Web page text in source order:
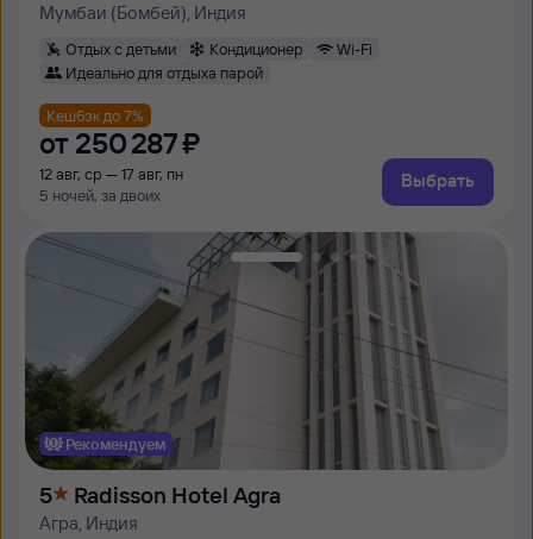
Мумбаи (Бомбей), Индия
Отдых с детьми Кондиционер
Wi-Fi
Идеально для отдыха парой
Кешбэк до 7%
от 250 ⁠287 ⁠₽
12 авг, ср — 17 авг, пн
5 ночей, за двоих
Выбрать
Рекомендуем
5 Radisson Hotel Agra
Агра, Индия